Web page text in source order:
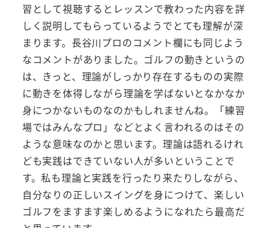
習として視聴するとレッスンで教わった内容を詳
しく説明してもらっているようでとても理解が深
まります。長谷川プロのコメント欄にも同じよう
なコメントがありました。ゴルフの動きというの
は、きっと、理論がしっかり存在するものの実際
に動きを体得しながら理論を学ばないとなかなか
身につかないものなのかもしれませんね。「練習
場ではみんなプロ」などとよく言われるのはその
ような意味なのかと思います。理論は語れるけれ
ども実践はできていない人が多いということで
す。私も理論と実践を行ったり来たりしながら、
自分なりの正しいスイングを身につけて、楽しい
ゴルフをますます楽しめるようになれたら最高だ